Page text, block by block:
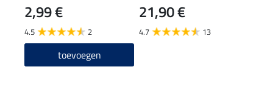
2,99 €
4.5 2
toevoegen
21,90 €
4.7 13